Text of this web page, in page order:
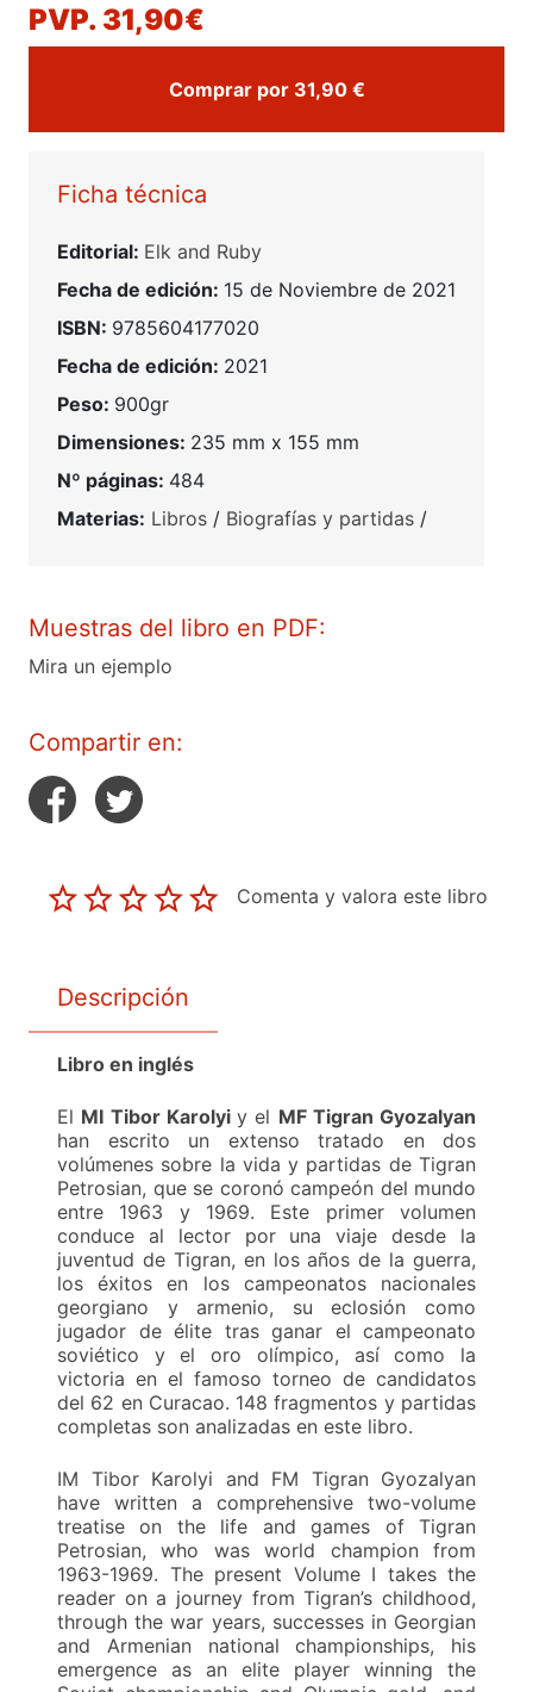
PVP. 31,90€
Comprar por 31,90 €
Ficha técnica
Editorial: Elk and Ruby
Fecha de edición: 15 de Noviembre de 2021
ISBN: 9785604177020
Fecha de edición: 2021
Peso: 900gr
Dimensiones: 235 mm x 155 mm
Nº páginas: 484
Materias: Libros / Biografías y partidas /
Muestras del libro en PDF:
Mira un ejemplo
Compartir en:
Comenta y valora este libro
Descripción
Libro en inglés
El MI Tibor Karolyi y el MF Tigran Gyozalyan
han escrito un extenso tratado en dos
volúmenes sobre la vida y partidas de Tigran
Petrosian, que se coronó campeón del mundo
entre 1963 y 1969. Este primer volumen
conduce al lector por una viaje desde la
juventud de Tigran, en los años de la guerra,
los éxitos en los campeonatos nacionales
georgiano y armenio, su eclosión como
jugador de élite tras ganar el campeonato
soviético y el oro olímpico, así como la
victoria en el famoso torneo de candidatos
del 62 en Curacao. 148 fragmentos y partidas
completas son analizadas en este libro.
IM Tibor Karolyi and FM Tigran Gyozalyan
have written a comprehensive two-volume
treatise on the life and games of Tigran
Petrosian, who was world champion from
1963-1969. The present Volume I takes the
reader on a journey from Tigran’s childhood,
through the war years, successes in Georgian
and Armenian national championships, his
emergence as an elite player winning the